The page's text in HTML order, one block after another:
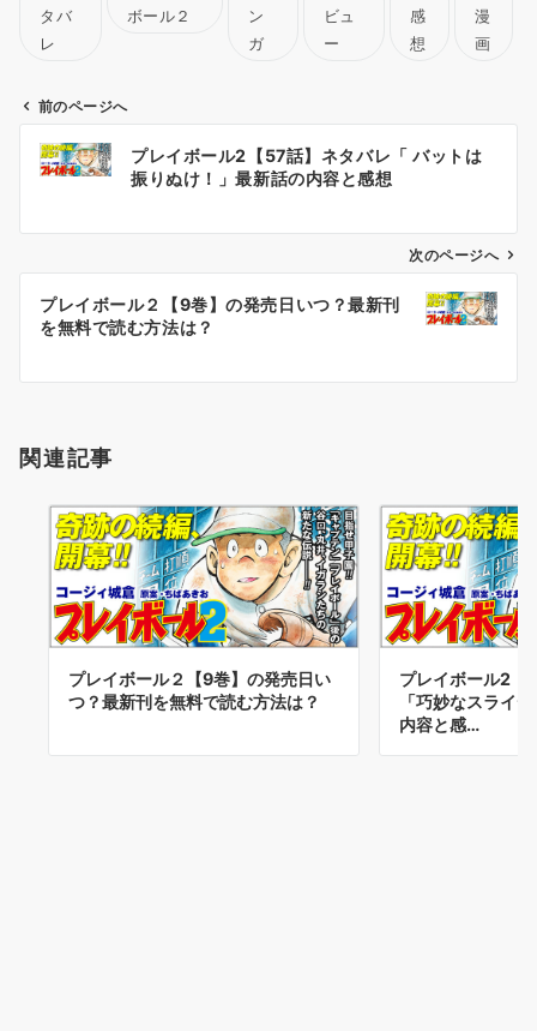
タバ
レ
ボール２
ン
ガ
ビュ
ー
感
想
漫
画
ビ
ン
前のページへ
プレイボール2【57話】ネタバレ「 バットは
振りぬけ！」最新話の内容と感想
次のページへ
プレイボール２【9巻】の発売日いつ？最新刊
を無料で読む方法は？
関連記事
プレイボール２【9巻】の発売日い
つ？最新刊を無料で読む方法は？
プレイボール2【
「巧妙なスライ
内容と感…